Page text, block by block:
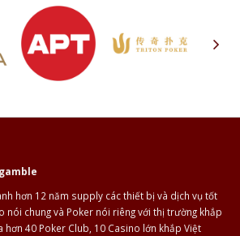
hơn 12 năm supply các thiết bị và dịch vụ tốt
nói chung và Poker nói riêng với thị trường khắp
hơn 40 Poker Club, 10 Casino lớn khắp Việt